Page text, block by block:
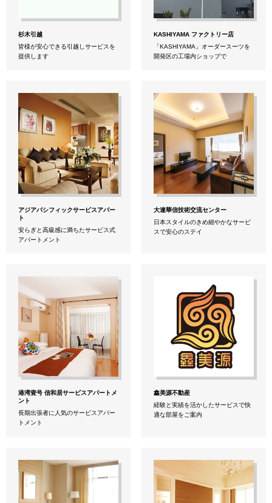
杉木引越
皆様が安心できる引越しサービスを
提供します
KASHIYAMA ファクトリー店
「KASHIYAMA」オーダースーツを
開発区の工場内ショップで
アジアパシフィックサービスアパー
ト
安らぎと高級感に満ちたサービス式
アパートメント
大連華信技術交流センター
日本スタイルのきめ細やかなサービ
スで安心のステイ
港湾壹号 信和居サービスアパートメ
ント
長期出張者に人気のサービスアパー
トメント
鑫美源不動産
経験と実績を活かしたサービスで快
適な部屋をご案内